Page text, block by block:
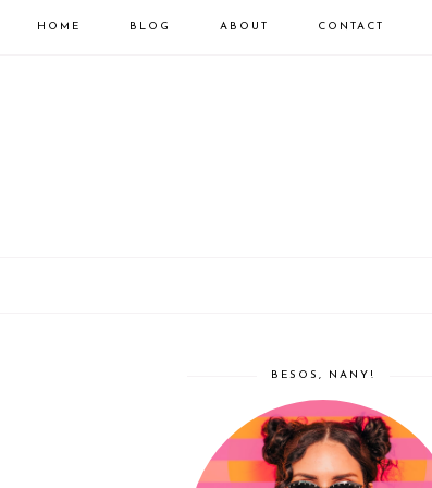
HOME BLOG ABOUT CONTACT
BESOS, NANY!